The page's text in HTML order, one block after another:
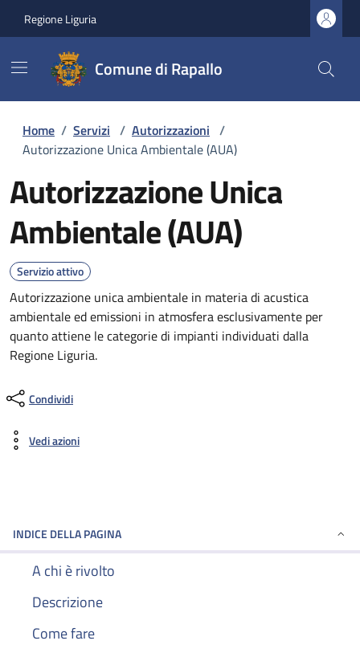
Regione Liguria
Comune di Rapallo
Home / Servizi / Autorizzazioni /
Autorizzazione Unica Ambientale (AUA)
Autorizzazione Unica
Ambientale (AUA)
Servizio attivo
Autorizzazione unica ambientale in materia di acustica
ambientale ed emissioni in atmosfera esclusivamente per
quanto attiene le categorie di impianti individuati dalla
Regione Liguria.
Condividi
Vedi azioni
INDICE DELLA PAGINA
A chi è rivolto
Descrizione
Come fare